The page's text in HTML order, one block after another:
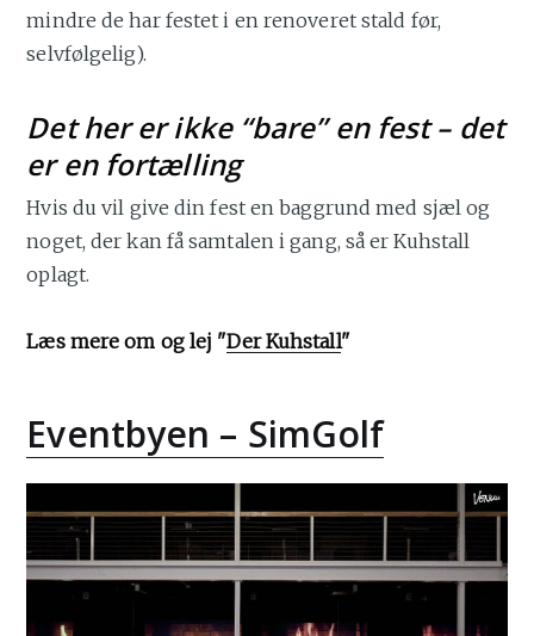
mindre de har festet i en renoveret stald før,
selvfølgelig).
Det her er ikke “bare” en fest – det
er en fortælling
Hvis du vil give din fest en baggrund med sjæl og
noget, der kan få samtalen i gang, så er Kuhstall
oplagt.
Læs mere om og lej "Der Kuhstall"
Eventbyen – SimGolf